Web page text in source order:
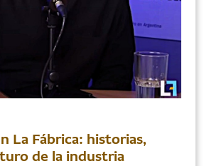
La Fábrica: historias,
de la industria